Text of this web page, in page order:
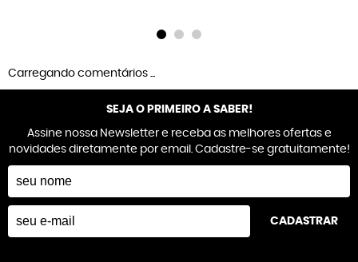
Carregando comentários ...
SEJA O PRIMEIRO A SABER!
Assine nossa Newsletter e receba as melhores ofertas e
novidades diretamente por email. Cadastre-se gratuitamente!
CADASTRAR